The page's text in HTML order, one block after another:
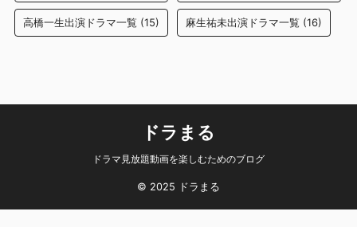
高橋一生出演ドラマ一覧 (15) 麻生祐未出演ドラマ一覧 (16)
ドラまる
ドラマ見放題動画を楽しむためのブログ
© 2025 ドラまる